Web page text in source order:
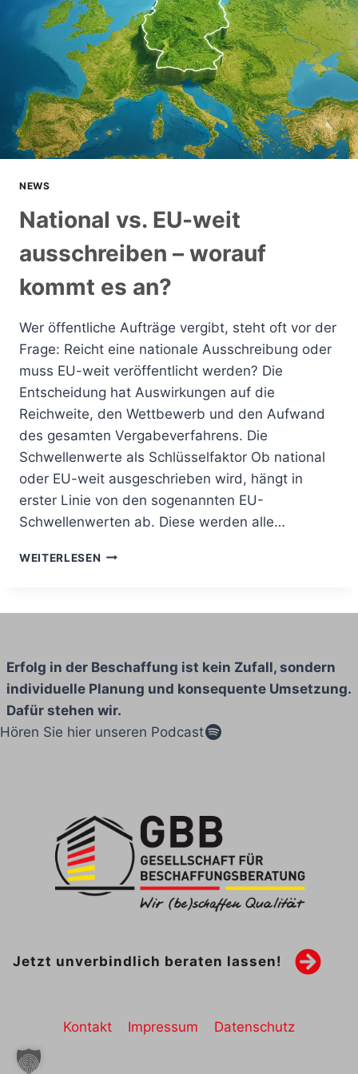
NEWS
National vs. EU-weit
ausschreiben – worauf
kommt es an?
Wer öffentliche Aufträge vergibt, steht oft vor der
Frage: Reicht eine nationale Ausschreibung oder
muss EU-weit veröffentlicht werden? Die
Entscheidung hat Auswirkungen auf die
Reichweite, den Wettbewerb und den Aufwand
des gesamten Vergabeverfahrens. Die
Schwellenwerte als Schlüsselfaktor Ob national
oder EU-weit ausgeschrieben wird, hängt in
erster Linie von den sogenannten EU-
Schwellenwerten ab. Diese werden alle…
WEITERLESEN NATIONAL
KOMMT
ES
AN?
Erfolg in der Beschaffung ist kein Zufall, sondern
individuelle Planung und konsequente Umsetzung.
Dafür stehen wir.
Hören Sie hier unseren PodcastSpotify
Jetzt unverbindlich beraten lassen!
Kontakt Impressum Datenschutz